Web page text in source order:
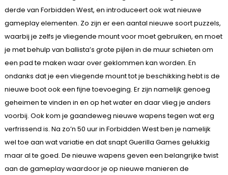
derde van Forbidden West, en introduceert ook wat nieuwe
gameplay elementen. Zo zijn er een aantal nieuwe soort puzzels,
waarbij je zelfs je vliegende mount voor moet gebruiken, en moet
je met behulp van ballista’s grote pijlen in de muur schieten om
een pad te maken waar over geklommen kan worden. En
ondanks dat je een vliegende mount tot je beschikking hebt is de
nieuwe boot ook een fijne toevoeging. Er zijn namelijk genoeg
geheimen te vinden in en op het water en daar vlieg je anders
voorbij. Ook kom je gaandeweg nieuwe wapens tegen wat erg
verfrissend is. Na zo’n 50 uur in Forbidden West ben je namelijk
wel toe aan wat variatie en dat snapt Guerilla Games gelukkig
maar al te goed. De nieuwe wapens geven een belangrijke twist
aan de gameplay waardoor je op nieuwe manieren de